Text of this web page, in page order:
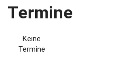
Termine
Keine
Termine